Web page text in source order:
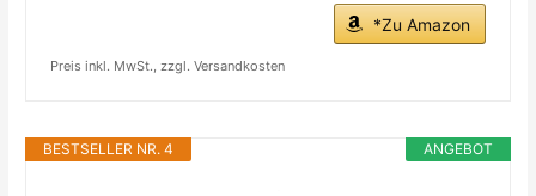
*Zu Amazon
Preis inkl. MwSt., zzgl. Versandkosten
ANGEBOT
BESTSELLER NR. 4